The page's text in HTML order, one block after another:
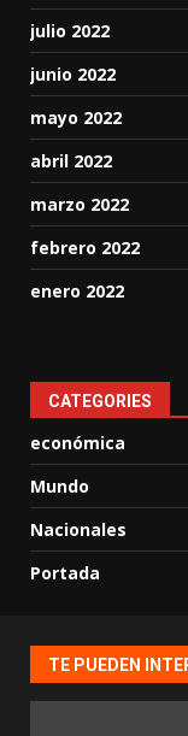
julio 2022
junio 2022
mayo 2022
abril 2022
marzo 2022
febrero 2022
enero 2022
CATEGORIES
económica
Mundo
Nacionales
Portada
TE PUEDEN